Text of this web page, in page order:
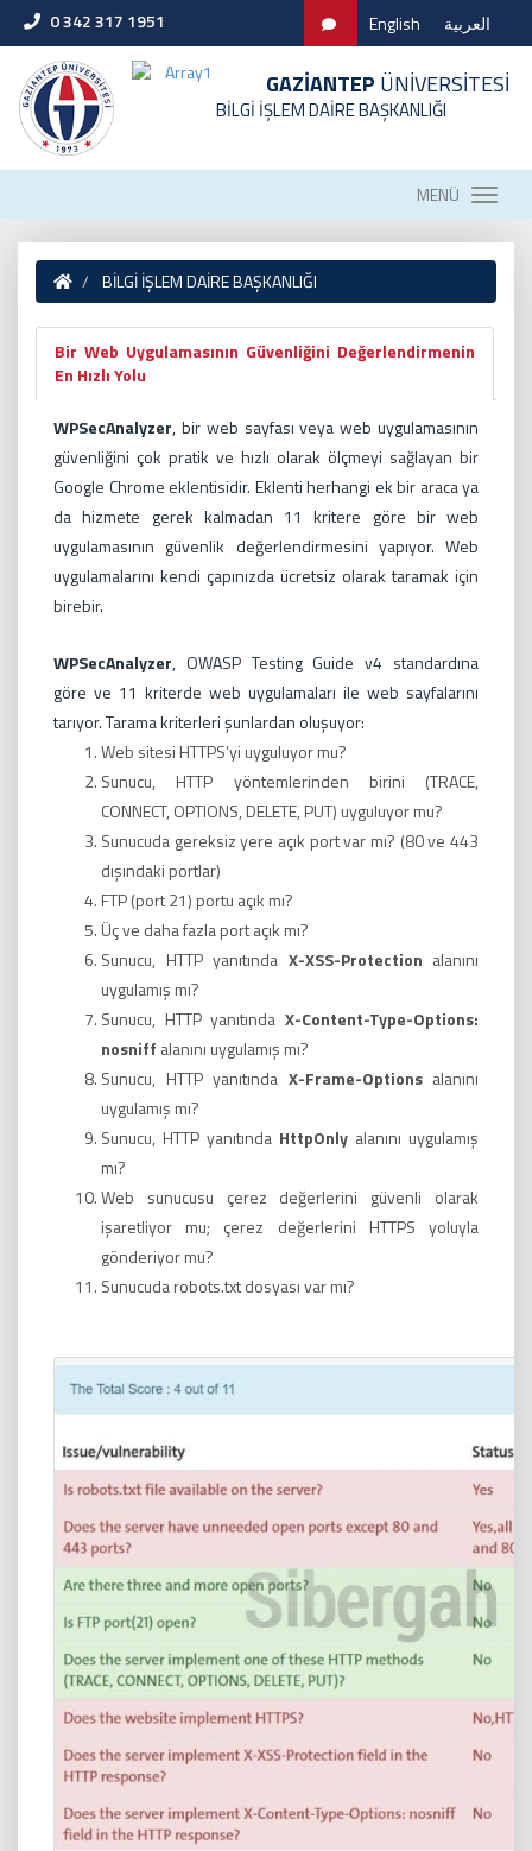
0 342 317 1951 English العربية
GAZİANTEP ÜNİVERSİTESİ
BİLGİ İŞLEM DAİRE BAŞKANLIĞI
MENÜ
BİLGİ İŞLEM DAİRE BAŞKANLIĞI
Bir Web Uygulamasının Güvenliğini Değerlendirmenin
En Hızlı Yolu
WPSecAnalyzer, bir web sayfası veya web uygulamasının
güvenliğini çok pratik ve hızlı olarak ölçmeyi sağlayan bir
Google Chrome eklentisidir. Eklenti herhangi ek bir araca ya
da hizmete gerek kalmadan 11 kritere göre bir web
uygulamasının güvenlik değerlendirmesini yapıyor. Web
uygulamalarını kendi çapınızda ücretsiz olarak taramak için
birebir.
WPSecAnalyzer, OWASP Testing Guide v4 standardına
göre ve 11 kriterde web uygulamaları ile web sayfalarını
tarıyor. Tarama kriterleri şunlardan oluşuyor:
Web sitesi HTTPS’yi uyguluyor mu?
Sunucu, HTTP yöntemlerinden birini (TRACE,
CONNECT, OPTIONS, DELETE, PUT) uyguluyor mu?
Sunucuda gereksiz yere açık port var mı? (80 ve 443
dışındaki portlar)
FTP (port 21) portu açık mı?
Üç ve daha fazla port açık mı?
Sunucu, HTTP yanıtında X-XSS-Protection alanını
uygulamış mı?
Sunucu, HTTP yanıtında X-Content-Type-Options:
nosniff alanını uygulamış mı?
Sunucu, HTTP yanıtında X-Frame-Optionsalanını
uygulamış mı?
Sunucu, HTTP yanıtında HttpOnly alanını uygulamış
mı?
Web sunucusu çerez değerlerini güvenli olarak
işaretliyor mu; çerez değerlerini HTTPS yoluyla
gönderiyor mu?
Sunucuda robots.txt dosyası var mı?